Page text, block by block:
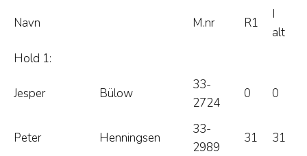
Navn M.nr R1
I
alt
Hold 1:
Jesper Bülow
33-
2724
0 0
Peter Henningsen
33-
2989
31 31